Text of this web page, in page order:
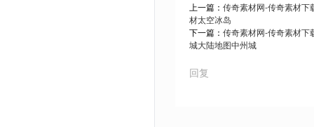
上一篇： 传奇素材网-传奇素材下
材太空冰岛
下一篇： 传奇素材网-传奇素材下
城大陆地图中州城
回复